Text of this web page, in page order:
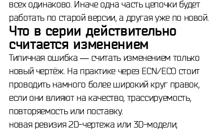
всех одинаково. Иначе одна часть цепочки будет
работать по старой версии, а другая уже по новой.
Что в серии действительно
считается изменением
Типичная ошибка — считать изменением только
новый чертёж. На практике через ECN/ECO стоит
проводить намного более широкий круг правок,
если они влияют на качество, трассируемость,
повторяемость или поставку.
новая ревизия 2D-чертежа или 3D-модели;